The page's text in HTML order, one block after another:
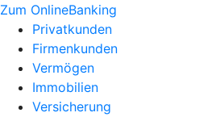
Zum OnlineBanking
Privatkunden
Firmenkunden
Vermögen
Immobilien
Versicherung